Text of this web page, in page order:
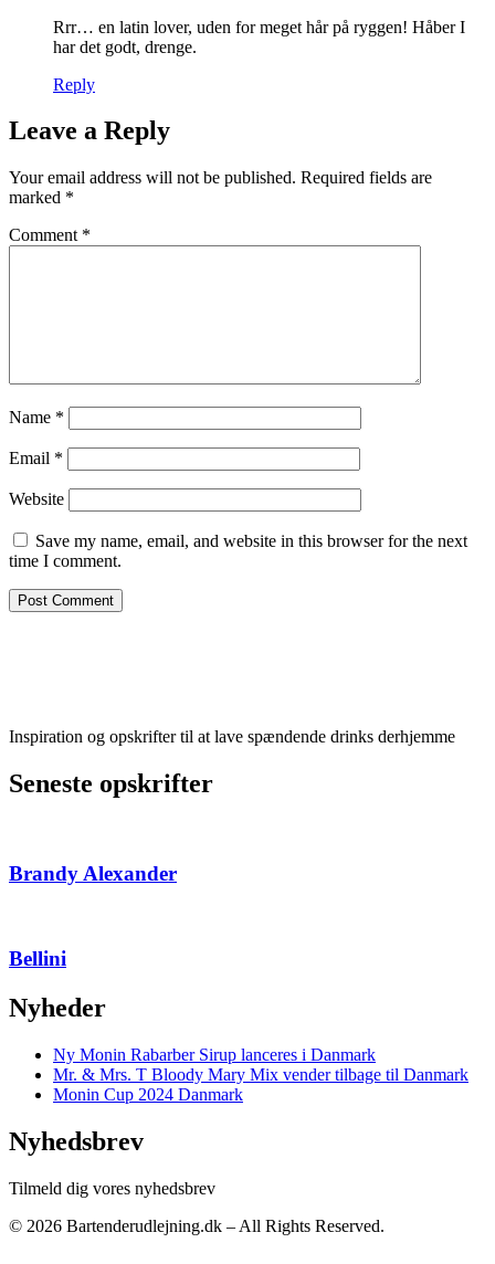
Rrr… en latin lover, uden for meget hår på ryggen! Håber I
har det godt, drenge.
Reply
Leave a Reply
Your email address will not be published. Required fields are
marked *
Comment *
Name *
Email *
Website
Save my name, email, and website in this browser for the next
time I comment.
Inspiration og opskrifter til at lave spændende drinks derhjemme
Seneste opskrifter
Brandy Alexander
Bellini
Nyheder
Ny Monin Rabarber Sirup lanceres i Danmark
Mr. & Mrs. T Bloody Mary Mix vender tilbage til Danmark
Monin Cup 2024 Danmark
Nyhedsbrev
Tilmeld dig vores nyhedsbrev
© 2026 Bartenderudlejning.dk – All Rights Reserved.